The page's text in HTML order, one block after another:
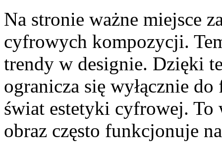
Na stronie ważne miejsce
cyfrowych kompozycji.
trendy w designie. Dzięki
ogranicza się wyłącznie
świat estetyki cyfrowej. To
obraz często funkcjonuje